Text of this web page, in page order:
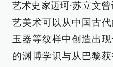
艺术史家迈珂·苏立文
艺美术可以从中国古
玉器等纹样中创造出
的渊博学识与从巴黎